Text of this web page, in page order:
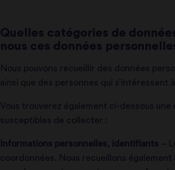
Quelles catégories de
nous ces données
Nous pouvons recueillir des données
ainsi que des personnes qui s’intéressent
Vous trouverez également ci-dessous
susceptibles de collecter :
Informations personnelles, identifiants –
coordonnées. Nous recueillons